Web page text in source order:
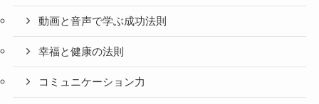
動画と音声で学ぶ成功法則
幸福と健康の法則
コミュニケーション力